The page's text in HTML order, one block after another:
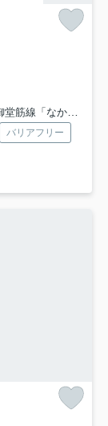
「なかもず」駅 徒歩25分
バリアフリー